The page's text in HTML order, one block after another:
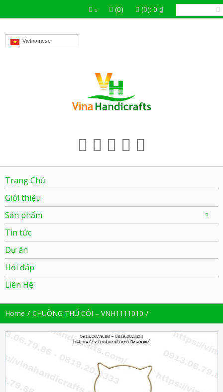
(0) (0): 0 ₫
Vietnamese
Trang Chủ
Giới thiệu
Sản phẩm
Tin tức
Dự án
Hỏi đáp
Liên Hệ
Home CHUỒNG THÚ CÓI – VNH1111010